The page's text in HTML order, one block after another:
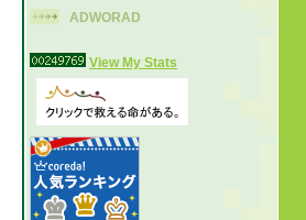
ADWORAD
View My Stats